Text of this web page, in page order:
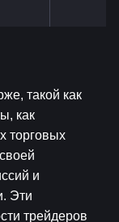
такой как
как
торговых
и
Эти
трейдеров